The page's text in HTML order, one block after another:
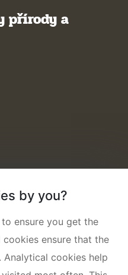
přírody a
by you?
ensure you get the
cookies ensure that the
cookies help